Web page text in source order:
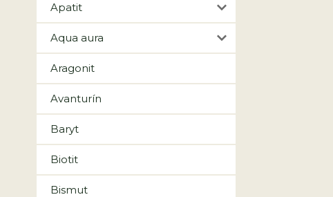
Apatit
Aqua aura
Aragonit
Avanturín
Baryt
Biotit
Bismut